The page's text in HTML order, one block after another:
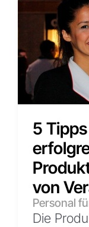
5
von
Personal
Die